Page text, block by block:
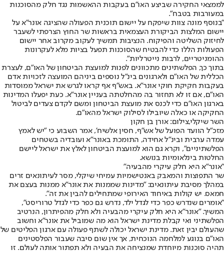
לממצאי החקירה שביצע האו"ם בעקבות ההאשמות נגד חלק מהסוכנות
במעורבות בטבח".
"בנוסף מונה צוות שיפקח על יישום תוכנית הפעולה שהציגה אונר"א על ​​
יישום המלצות הביקורת העצמאית בראשות שר החוץ הצרפתי לשעבר
לחיזוק השליטה והפיקוח. הנציבות תמשיך לעקוב מקרוב אחר יישום
הפעולות הללו כדי להבטיח שהסוכנות תפעל בציות מלא לעקרונות
ההומניטריים, לרבות נייטרליות".
בתוך כך, הפלשתינים מתכוונים לפנות למועצת הביטחון של האו"ם, לעצרת
הכללית של האו"ם ולארגונים בינ"ל נוספים ביניהם המועצה לזכויות אדם
בעקבות חקיקת חוקי אונר"א. באש"ף אף קראו לגרש את ישראל ממוסדות
האו"ם, אם זו לא תחזור בה מהחלטתה בעניין אונר"א. כעת יפעלו המדינות
בארגון האו"ם כדי לכנס את מועצת הביטחון ומשם לקדם צעדים לביטול
החקיקה או כאלה שיובילו לסילוק ישראל מהאו"ם.
השר שיקלי,צילום: אורן בן חקון
מזכ"ל הוועד הפועל של אש"ף, חסין אלשיח', אמר השבוע כי "יש לאמץ
עמדה ערבית ובינ"ל אחידה, התומכת באונר"א ועובדיה בשטחים
הפלשתיניים", וקרא גם הוא למועצת הביטחון לאלץ את ישראל ליישם
החלטות בינלאומיות בנושא.
״אונר״א היא חלק עיקרי מהבעיה"
שר התפוצות והמאבק באנטישמיות עמיחי שיקלי, מסר לעיתונאים זרים
במהלך מסיבת עיתונאים: ״מדינות שממנות את אונר״א ממנות בעצם את
חמאס. יש קולות באיחוד האירופי שמתחילים להבין את זה״.
״אומרים שנדרש כפר כדי לגדל ילד, נדרש גם כפר כדי לגדל טרוריסט״,
המשיך. ״אונר״א היא חלק עיקרי מהבעיה ולא חלק מהפיתרון, הנרטיב
הפלשתיני ואי קבלת מדינת ישראל הוא מה שמוביל את אונר״א וחשוב
שהעולם יבין זאת. מדינת ישראל יכולה לשתף פעולה עם ארגון הפליטים של
האו״ם בנוגע למלחמה הנוכחית, אך אין שום סיבה שעבור הפלסטינים
תהיה סוכנות מיוחדת שמנציחה את הבעיה ולא תפתור אותה לעולם. זו